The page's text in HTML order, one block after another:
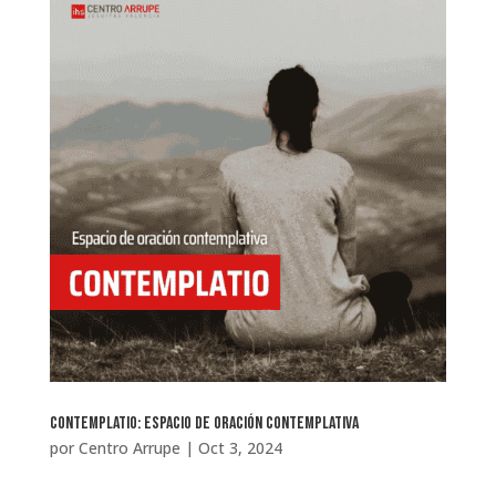
Contemplatio: Espacio de Oración Contemplativa
por Centro Arrupe | Oct 3, 2024